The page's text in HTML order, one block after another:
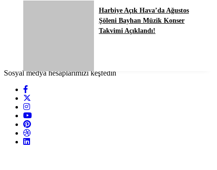
Harbiye Açık Hava’da Ağustos
Şöleni Bayhan Müzik Konser
Takvimi Açıklandı!
Sosyal medya hesaplarımızı keşfedin